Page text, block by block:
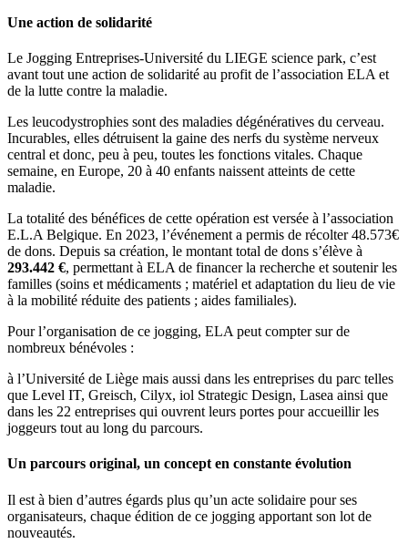
Une action de solidarité
Le Jogging Entreprises-Université du LIEGE science park, c’est
avant tout une action de solidarité au profit de l’association ELA et
de la lutte contre la maladie.
Les leucodystrophies sont des maladies dégénératives du cerveau.
Incurables, elles détruisent la gaine des nerfs du système nerveux
central et donc, peu à peu, toutes les fonctions vitales. Chaque
semaine, en Europe, 20 à 40 enfants naissent atteints de cette
maladie.
La totalité des bénéfices de cette opération est versée à l’association
E.L.A Belgique. En 2023, l’événement a permis de récolter 48.573€
de dons. Depuis sa création, le montant total de dons s’élève à
293.442 €, permettant à ELA de financer la recherche et soutenir les
familles (soins et médicaments ; matériel et adaptation du lieu de vie
à la mobilité réduite des patients ; aides familiales).
Pour l’organisation de ce jogging, ELA peut compter sur de
nombreux bénévoles :
à l’Université de Liège mais aussi dans les entreprises du parc telles
que Level IT, Greisch, Cilyx, iol Strategic Design, Lasea ainsi que
dans les 22 entreprises qui ouvrent leurs portes pour accueillir les
joggeurs tout au long du parcours.
Un parcours original, un concept en constante évolution
Il est à bien d’autres égards plus qu’un acte solidaire pour ses
organisateurs, chaque édition de ce jogging apportant son lot de
nouveautés.